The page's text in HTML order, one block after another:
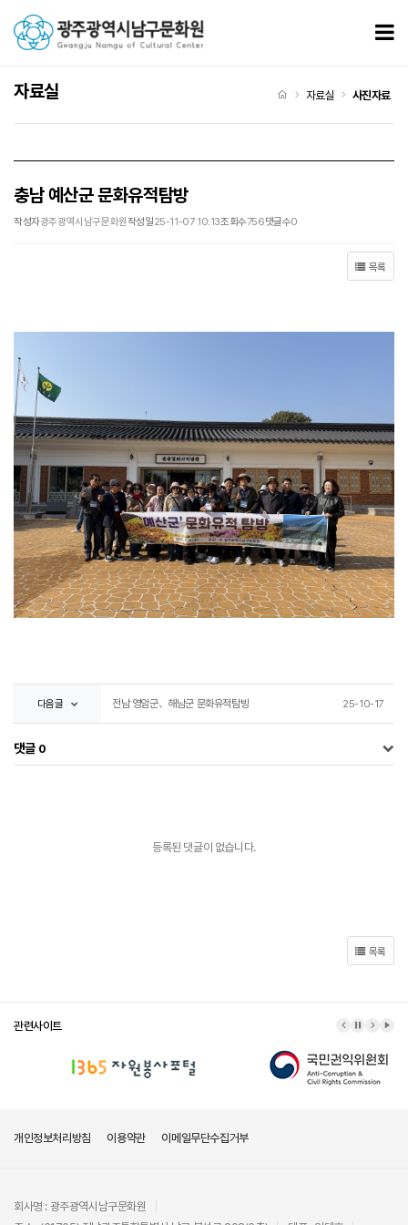
자료실 처음으로
자료실 사진자료
충남 예산군 문화유적탐방
작성자광주광역시남구문화원작성일25-11-07 10:13조회수756댓글수0
목록
다음글 전남 영암군、해남군 문화유적탐방 25-10-17
댓글 0
등록된 댓글이 없습니다.
목록
관련사이트 이전 배너
배너 정지
다음 배
배
개인정보처리방침 이용약관 이메일무단수집거부
회사명 : 광주광역시남구문화원